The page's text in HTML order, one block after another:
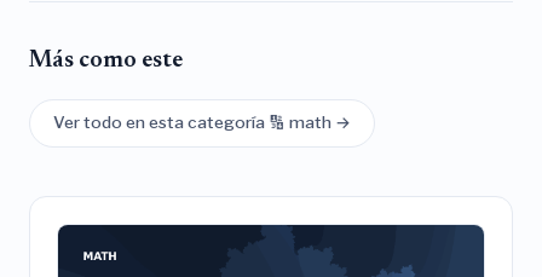
Más como este
Ver todo en esta categoría 🔢 math →